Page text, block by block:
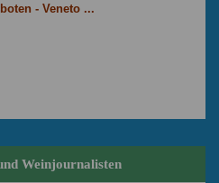
- Veneto ...
Weinjournalisten